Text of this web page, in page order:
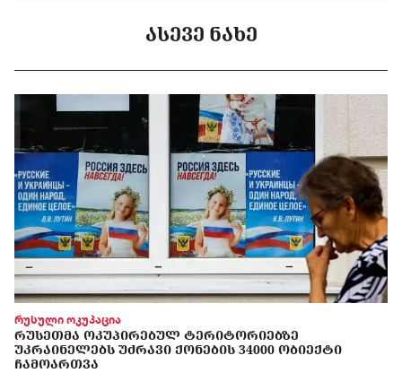
ᲐᲡᲔᲕᲔ ᲜᲐᲮᲔ
რუსული ოკუპაცია
ᲠᲣᲡᲔᲗᲛᲐ ᲝᲙᲣᲞᲘᲠᲔᲑᲣᲚ ᲢᲔᲠᲘᲢᲝᲠᲘᲔᲑᲖᲔ
ᲣᲙᲠᲐᲘᲜᲔᲚᲔᲑᲡ ᲣᲫᲠᲐᲕᲘ ᲥᲝᲜᲔᲑᲘᲡ 34000 ᲝᲑᲘᲔᲥᲢᲘ
ᲩᲐᲛᲝᲐᲠᲗᲕᲐ